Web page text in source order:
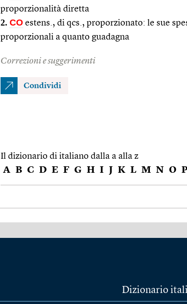
proporzionalità diretta
2. CO estens., di qcs., proporzionato: le sue
proporzionali a quanto guadagna
Correzioni e suggerimenti
Condividi
Il dizionario di italiano dalla a alla z
A B C D E F G H I J K L M N O
Dizionario